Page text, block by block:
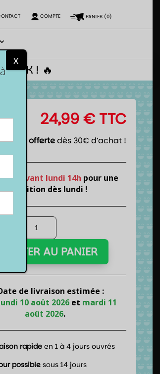
COMPTE PANIER(0)
! 🔥
24,99€ TTC
offertedès 30€ d’achat !
avant lundi 14h pour une
expédition dès lundi !
de
jeu
cartes
-
Batman
AJOUTER AU PANIER
de livraison estimée :
10 août 2026et mardi 11
août 2026.
rapideen 1 à 4 jours ouvrés
possiblesous 14 jours
x